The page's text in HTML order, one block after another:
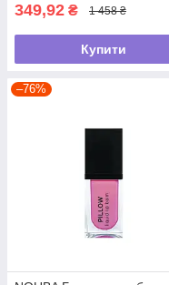
349,92 ₴ 1 458 ₴
Купити
–76%